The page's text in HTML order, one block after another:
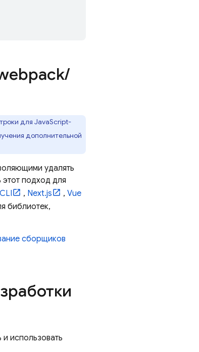
/
для JavaScript-
дополнительной
удалять
подход для
, Next.js , Vue
библиотек,
сборщиков
использовать